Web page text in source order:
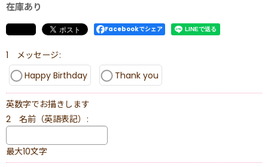
在庫あり
Facebookでシェア
1 メッセージ:
Happy Birthday
Thank you
英数字でお描きします
2 名前（英語表記） :
最大10文字